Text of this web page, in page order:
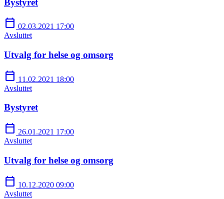
calendar_today 02.03.2021 17:00
Avsluttet
Utvalg for helse og omsorg
calendar_today 11.02.2021 18:00
Avsluttet
Bystyret
calendar_today 26.01.2021 17:00
Avsluttet
Utvalg for helse og omsorg
calendar_today 10.12.2020 09:00
Avsluttet